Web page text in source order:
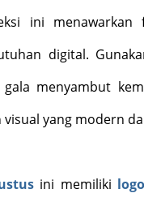
ini
digital.
menyambut
yang modern
ini memiliki